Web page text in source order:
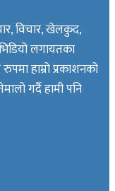
विचार, खेलकुद,
लगायतका
हाम्रो प्रकाशनको
गर्दै हामी पनि